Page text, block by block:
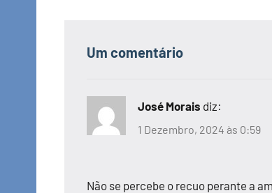
Um comentário
José Morais diz:
1 Dezembro, 2024 às 0:59
Não se percebe o recuo perante a